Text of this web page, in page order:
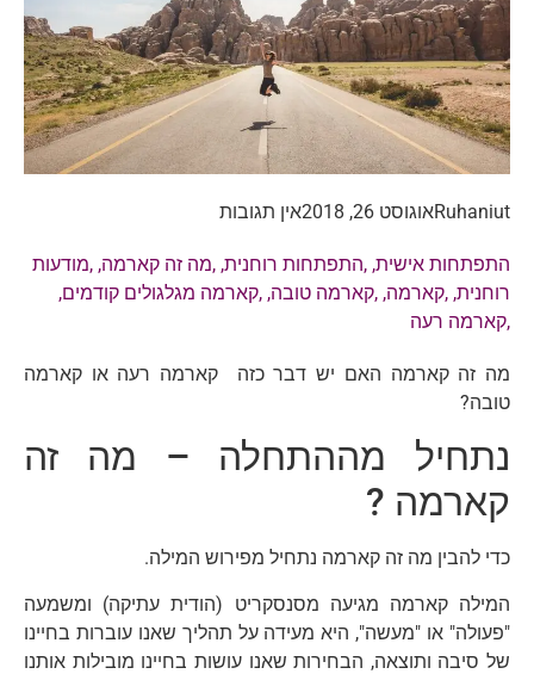
Ruhaniutאוגוסט 26, 2018 אין תגובות
התפתחות אישית, ,התפתחות רוחנית, ,מה זה קארמה, ,מודעות
רוחנית, ,קארמה, ,קארמה טובה, ,קארמה מגלגולים קודמים,
,קארמה רעה
מה זה קארמה האם יש דבר כזה קארמה רעה או קארמה
טובה?
נתחיל מההתחלה – מה זה
קארמה ?
כדי להבין מה זה קארמה נתחיל מפירוש המילה.
המילה קארמה מגיעה מסנסקריט (הודית עתיקה) ומשמעה
"פעולה" או "מעשה", היא מעידה על תהליך שאנו עוברות בחיינו
של סיבה ותוצאה, הבחירות שאנו עושות בחיינו מובילות אותנו